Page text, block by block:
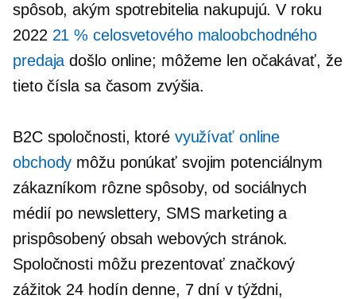
spôsob, akým spotrebitelia nakupujú. V roku
2022 21 % celosvetového maloobchodného
predaja došlo online; môžeme len očakávať, že
tieto čísla sa časom zvýšia.
B2C spoločnosti, ktoré využívať online
obchody môžu ponúkať svojim potenciálnym
zákazníkom rôzne spôsoby, od sociálnych
médií po newslettery, SMS marketing a
prispôsobený obsah webových stránok.
Spoločnosti môžu prezentovať značkový
zážitok 24 hodín denne, 7 dní v týždni,